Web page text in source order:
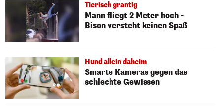
Tierisch grantig
Mann fliegt 2 Meter hoch -
Bison versteht keinen Spaß
Hund allein daheim
Smarte Kameras gegen das
schlechte Gewissen